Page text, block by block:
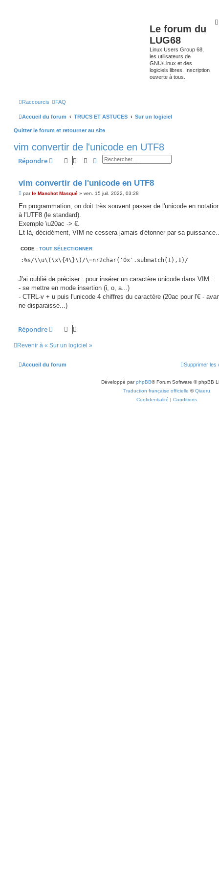
Le forum du
LUG68
Linux Users Group 68,
les utilisateurs de
GNU/Linux et des
logiciels libres. Inscription
ouverte à tous.
Raccourcis FAQ
Accueil du forum TRUCS ET ASTUCES Sur un logiciel
Quitter le forum et retourner au site
vim convertir de l'unicode en UTF8
Répondre Rechercher
Recherche avancée
vim convertir de l'unicode en UTF8
M
s
a
g
parle Manchot Masqué » ven. 15 juil. 2022, 03:28
En programmation, on doit très souvent passer de l'unicode en
à l'UTF8 (le standard).
Exemple \u20ac -> €.
Et là, décidément, VIM ne cessera jamais d'étonner par sa
CODE : TOUT SÉLECTIONNER
:%s/\\u\(\x\{4\}\)/\=nr2char('0x'.submatch(1),1)/
J'ai oublié de préciser : pour insérer un caractère unicode dans VIM :
- se mettre en mode insertion (i, o, a...)
- CTRL-v + u puis l'unicode 4 chiffres du caractère (20ac pour l'€ -
ne disparaisse...)
Répondre
Revenir à « Sur un logiciel »
Accueil du forum Supprimer les
Développé parphpBB® Forum Software © phpBB
Traduction française officielle ©Qiaeru
Confidentialité | Conditions